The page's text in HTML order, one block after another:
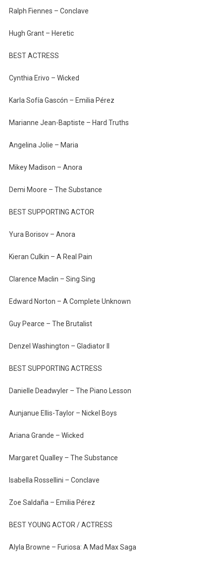
Ralph Fiennes – Conclave
Hugh Grant – Heretic
BEST ACTRESS
Cynthia Erivo – Wicked
Karla Sofía Gascón – Emilia Pérez
Marianne Jean-Baptiste – Hard Truths
Angelina Jolie – Maria
Mikey Madison – Anora
Demi Moore – The Substance
BEST SUPPORTING ACTOR
Yura Borisov – Anora
Kieran Culkin – A Real Pain
Clarence Maclin – Sing Sing
Edward Norton – A Complete Unknown
Guy Pearce – The Brutalist
Denzel Washington – Gladiator II
BEST SUPPORTING ACTRESS
Danielle Deadwyler – The Piano Lesson
Aunjanue Ellis-Taylor – Nickel Boys
Ariana Grande – Wicked
Margaret Qualley – The Substance
Isabella Rossellini – Conclave
Zoe Saldaña – Emilia Pérez
BEST YOUNG ACTOR / ACTRESS
Alyla Browne – Furiosa: A Mad Max Saga